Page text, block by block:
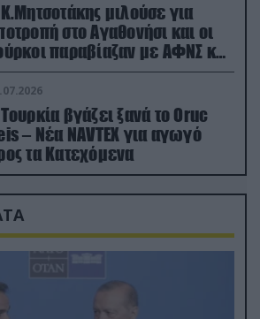
μιλούσε για
στο Αγαθονήσι και οι
παραβίαζαν με ΑΦΝΣ και
βγάζει ξανά το Oruc
– Νέα NAVTEX για αγωγό
τα Κατεχόμενα